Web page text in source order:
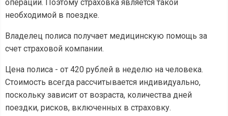
операции. Поэтому страховка является такой
необходимой в поездке.
Владелец полиса получает медицинскую помощь за
счет страховой компании.
Цена полиса - от 420 рублей в неделю на человека.
Стоимость всегда рассчитывается индивидуально,
поскольку зависит от возраста, количества дней
поездки, рисков, включенных в страховку.